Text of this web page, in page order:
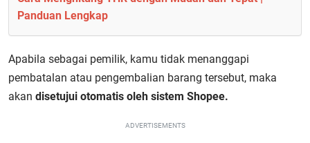
Panduan Lengkap
Apabila sebagai pemilik, kamu tidak menanggapi
pembatalan atau pengembalian barang tersebut, maka
akan disetujui otomatis oleh sistem Shopee.
ADVERTISEMENTS